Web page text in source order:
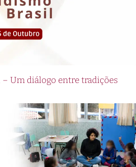
Um diálogo entre tradições